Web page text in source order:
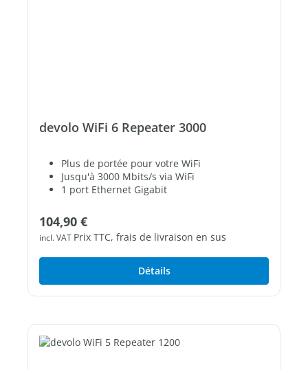
devolo WiFi 6 Repeater 3000
Plus de portée pour votre WiFi
Jusqu'à 3000 Mbits/s via WiFi
1 port Ethernet Gigabit
Prix régulier :
104,90 €
incl. VAT Prix TTC, frais de livraison en sus
Détails